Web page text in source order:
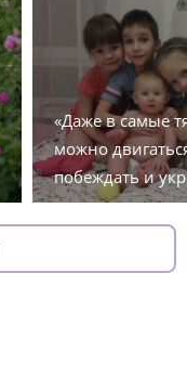
«Даже в самые
можно
побеждать и